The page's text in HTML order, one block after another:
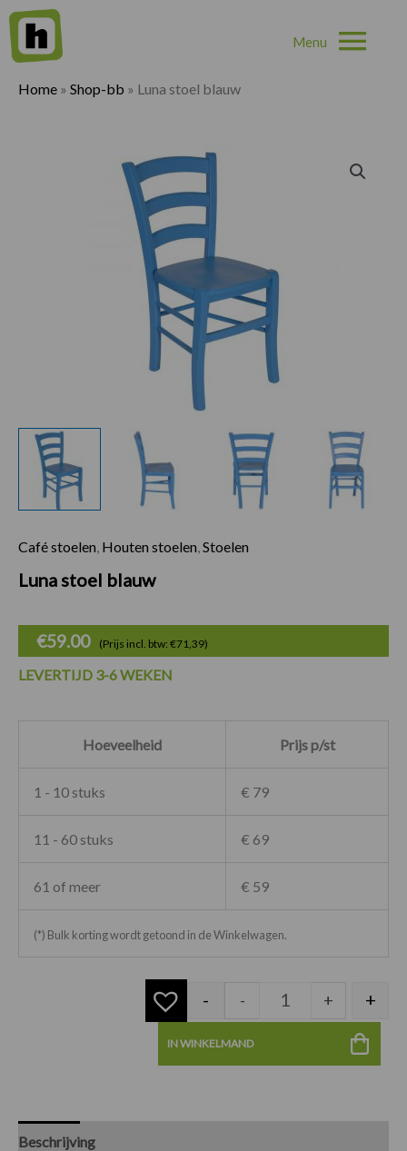
Home » Shop-bb » Luna stoel blauw
Café stoelen Houten stoelen Stoelen
Luna stoel blauw
€59.00 (Prijs incl. btw: €71,39)
LEVERTIJD 3-6 WEKEN
Hoeveelheid Prijs p/st
1 - 10 stuks € 79
11 - 60 stuks € 69
61 of meer € 59
(*) Bulk korting wordt getoond in de Winkelwagen.
- - + +
IN WINKELMAND
Beschrijving